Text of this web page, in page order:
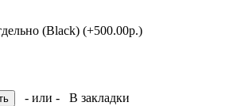
(Black) (+500.00р.)
- или -
В закладки